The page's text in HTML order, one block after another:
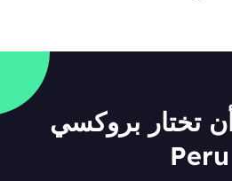
تختار بروكسي
Peru